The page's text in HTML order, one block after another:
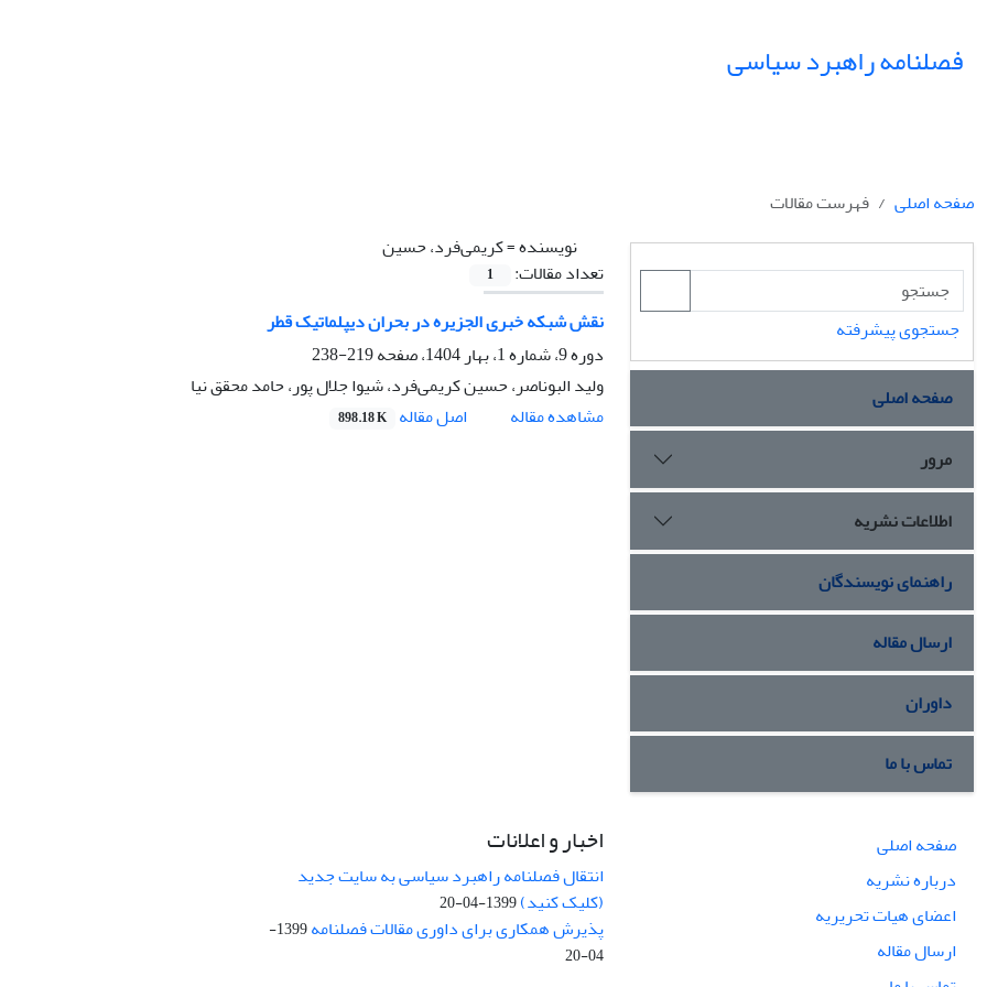
فصلنامه راهبرد سیاسی
صفحه اصلی
فهرست مقالات
نویسنده =کریمی‌فرد، حسین
تعداد مقالات:
1
نقش شبکه خبری الجزیره در بحران دیپلماتیک قطر
دوره 9، شماره 1، بهار 1404، صفحه
219-238
ولید البوناصر، حسین کریمی‌فرد، شیوا جلال پور، حامد محقق نیا
مشاهده مقاله
اصل مقاله 898.18 K
جستجوی پیشرفته
صفحه اصلی
مرور
اطلاعات نشریه
راهنمای نویسندگان
ارسال مقاله
داوران
تماس با ما
صفحه اصلی
درباره نشریه
اعضای هیات تحریریه
ارسال مقاله
اخبار و اعلانات
انتقال فصلنامه راهبرد سیاسی به سایت جدید
(کلیک کنید)1399-04-20
پذیرش همکاری برای داوری مقالات فصلنامه
1399-
04-20